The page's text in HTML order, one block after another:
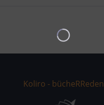
Koliro - bücheRReden